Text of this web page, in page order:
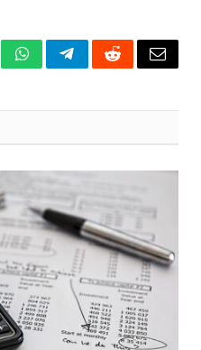
WhatsAppTelegramRedditEmail